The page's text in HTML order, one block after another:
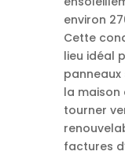
environ
Cette
lieu idéal
panneaux
la maison
tourner
factures